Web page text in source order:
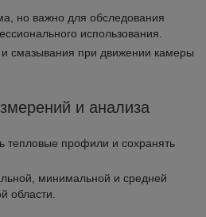
но важно для обследования
использования.
смазывания при движении камеры
и анализа
тепловые профили и сохранять
минимальной и средней
области.